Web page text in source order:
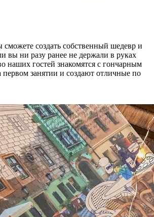
сможете создать собственный шедевр и
вы ни разу ранее не держали в руках
наших гостей знакомятся с гончарным
первом занятии и создают отличные по